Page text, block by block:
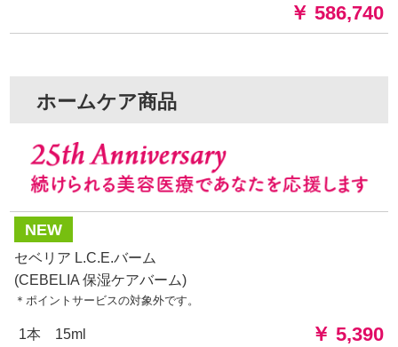
￥ 586,740
ホームケア商品
NEW
セベリア L.C.E.バーム
(CEBELIA 保湿ケアバーム)
＊ポイントサービスの対象外です。
1本 15ml ￥ 5,390